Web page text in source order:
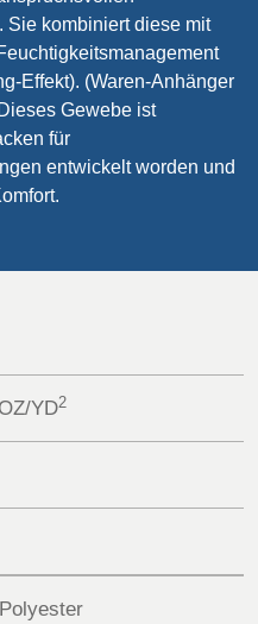
FUTURE FORCES
(1)
LATVIA
FRANCE, ITALY,
MOROCCO,
PORTUGAL, SPAIN
& TUNISIA
HOLLAND
BULGARIA,
SLOVENIA
UK, NORTHERN
IRELAND &
Sie kombiniert diese mit
Effekt). (Waren-Anhänger
Gewebe ist
für
entwickelt worden und
YD2